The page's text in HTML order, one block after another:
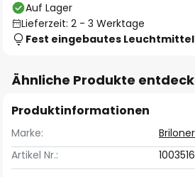
Auf Lager
Lieferzeit: 2 - 3 Werktage
Fest eingebautes Leuchtmittel
Ähnliche Produkte
Produktinformationen
Marke:
Briloner
Artikel Nr.: